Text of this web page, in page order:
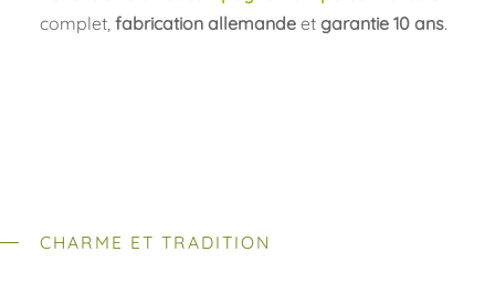
complet, fabrication allemandeet garantie 10 ans.
CHARME ET TRADITION